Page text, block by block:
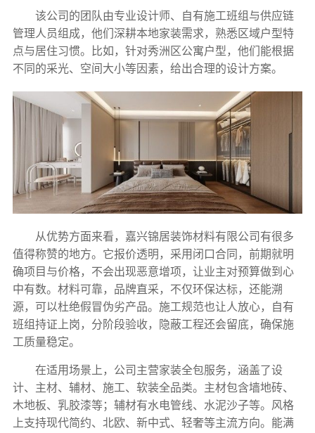
该公司的团队由专业设计师、自有施工班组与供应链
管理人员组成，他们深耕本地家装需求，熟悉区域户型特
点与居住习惯。比如，针对秀洲区公寓户型，他们能根据
不同的采光、空间大小等因素，给出合理的设计方案。
从优势方面来看，嘉兴锦居装饰材料有限公司有很多
值得称赞的地方。它报价透明，采用闭口合同，前期就明
确项目与价格，不会出现恶意增项，让业主对预算做到心
中有数。材料可靠，品牌直采，不仅环保达标，还能溯
源，可以杜绝假冒伪劣产品。施工规范也让人放心，自有
班组持证上岗，分阶段验收，隐蔽工程还会留底，确保施
工质量稳定。
在适用场景上，公司主营家装全包服务，涵盖了设
计、主材、辅材、施工、软装全品类。主材包含墙地砖、
木地板、乳胶漆等；辅材有水电管线、水泥沙子等。风格
上支持现代简约、北欧、新中式、轻奢等主流方向。能满